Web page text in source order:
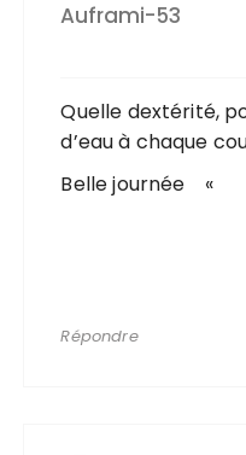
Auframi-53
Quelle dextérité,
d’eau à chaque
Belle journée «
Répondre